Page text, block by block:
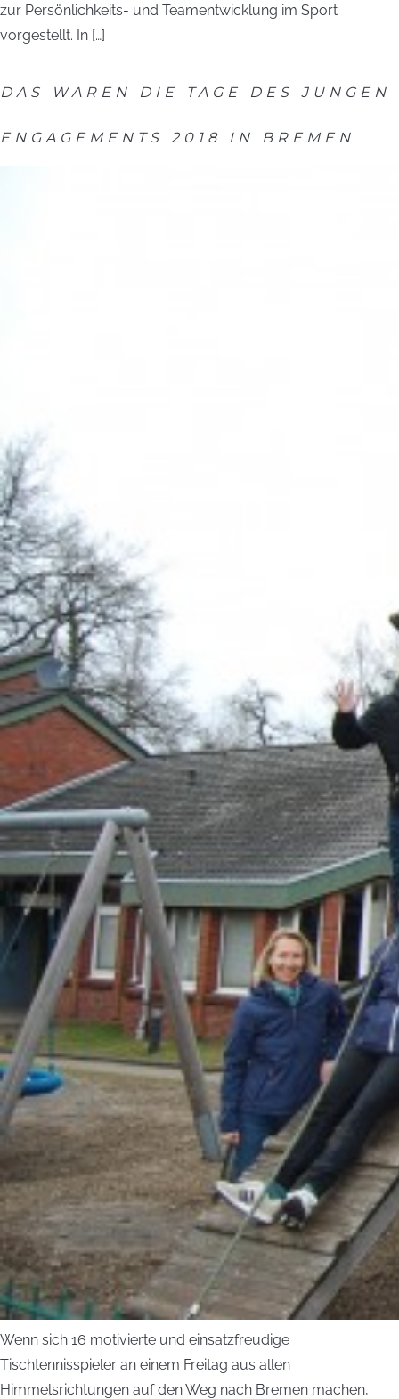
zur Persönlichkeits- und Teamentwicklung im Sport
vorgestellt. In […]
DAS WAREN DIE TAGE DES JUNGEN
ENGAGEMENTS 2018 IN BREMEN
Wenn sich 16 motivierte und einsatzfreudige
Tischtennisspieler an einem Freitag aus allen
Himmelsrichtungen auf den Weg nach Bremen machen,